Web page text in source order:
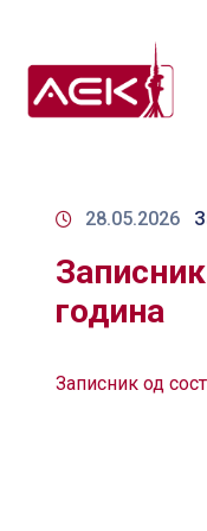
28.05.2026
година
Записник од